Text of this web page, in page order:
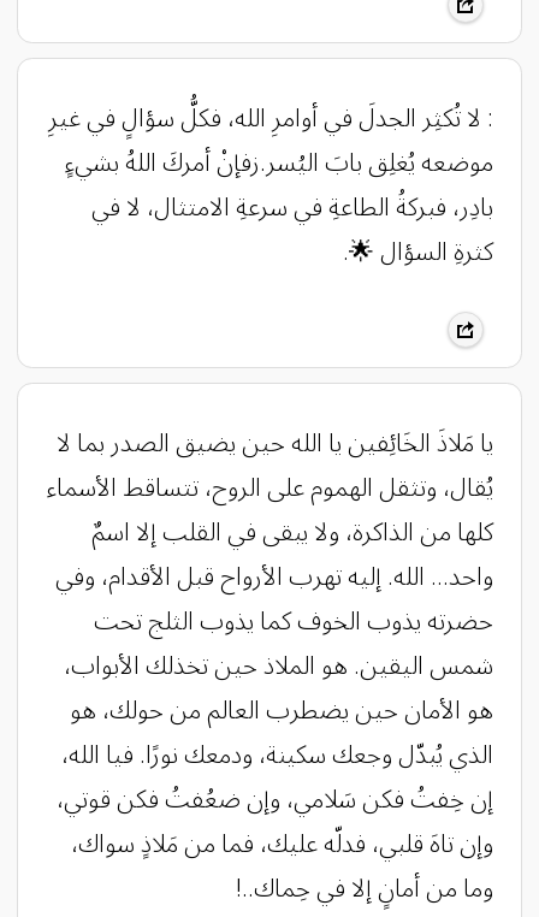
: لا تُكثِر الجدلَ في أوامرِ الله، فكلُّ سؤالٍ في غيرِ
موضعه يُغلِق بابَ اليُسر.زفإنْ أمركَ اللهُ بشيءٍ
بادِر، فبركةُ الطاعةِ في سرعةِ الامتثال، لا في
كثرةِ السؤال 🌟.
يا مَلاذَ الخَائِفين يا الله حين يضيق الصدر بما لا
يُقال، وتثقل الهموم على الروح، تتساقط الأسماء
كلها من الذاكرة، ولا يبقى في القلب إلا اسمٌ
واحد… الله. إليه تهرب الأرواح قبل الأقدام، وفي
حضرته يذوب الخوف كما يذوب الثلج تحت
شمس اليقين. هو الملاذ حين تخذلك الأبواب،
هو الأمان حين يضطرب العالم من حولك، هو
الذي يُبدّل وجعك سكينة، ودمعك نورًا. فيا الله،
إن خِفتُ فكن سَلامي، وإن ضعُفتُ فكن قوتي،
وإن تاهَ قلبي، فدلّه عليك، فما من مَلاذٍ سواك،
وما من أمانٍ إلا في حِماك..!